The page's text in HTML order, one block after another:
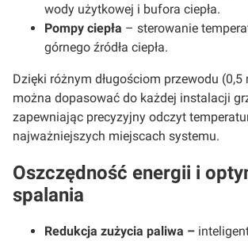
wody użytkowej i bufora ciepła.
Pompy ciepła – sterowanie
górnego źródła ciepła.
Dzięki różnym długościom przewodu
można dopasować do każdej instalacji
zapewniając precyzyjny odczyt
najważniejszych miejscach systemu.
Oszczędność energii i
spalania
Redukcja zużycia paliwa –